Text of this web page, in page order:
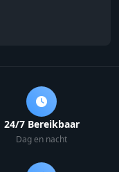
24/7 Bereikbaar
Dag en nacht